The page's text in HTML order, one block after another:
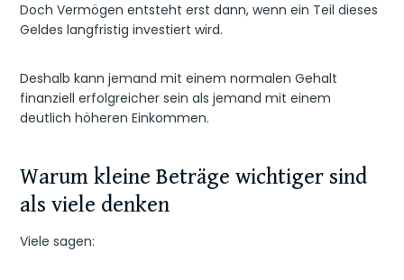
Doch Vermögen entsteht erst dann, wenn ein Teil dieses
Geldes langfristig investiert wird.
Deshalb kann jemand mit einem normalen Gehalt
finanziell erfolgreicher sein als jemand mit einem
deutlich höheren Einkommen.
Warum kleine Beträge wichtiger sind
als viele denken
Viele sagen: